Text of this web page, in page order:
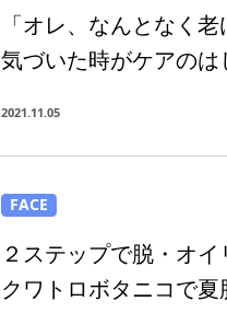
「オレ、なんとなく老
気づいた時がケアのは
2021.11.05
FACE
２ステップで脱・オ
クワトロボタニコで夏